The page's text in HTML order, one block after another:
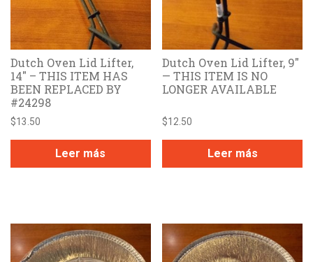
Dutch Oven Lid Lifter,
14″ – THIS ITEM HAS
BEEN REPLACED BY
#24298
$13.50
Leer más
Dutch Oven Lid Lifter, 9″
— THIS ITEM IS NO
LONGER AVAILABLE
$12.50
Leer más